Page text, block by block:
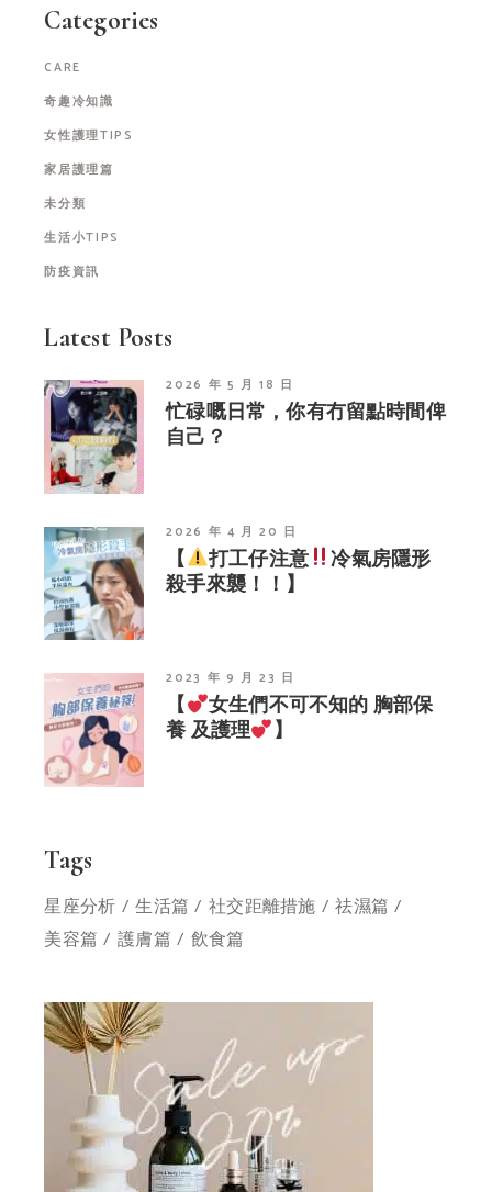
Categories
CARE
奇趣冷知識
女性護理TIPS
家居護理篇
未分類
生活小TIPS
防疫資訊
Latest Posts
2026 年 5 月 18 日
忙碌嘅日常，你有冇留點時間俾
自己？
2026 年 4 月 20 日
【 打工仔注意
冷氣房隱形
殺手來襲！！】
2023 年 9 月 23 日
【
女生們不可不知的 胸部保
養 及護理
】
Tags
星座分析 生活篇 社交距離措施
祛濕篇
美容篇
護膚篇 飲食篇